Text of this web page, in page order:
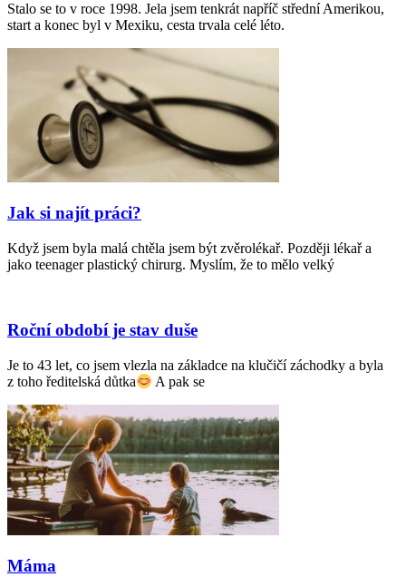
Stalo se to v roce 1998. Jela jsem tenkrát napříč střední Amerikou,
start a konec byl v Mexiku, cesta trvala celé léto.
Jak si najít práci?
Když jsem byla malá chtěla jsem být zvěrolékař. Později lékař a
jako teenager plastický chirurg. Myslím, že to mělo velký
Roční období je stav duše
Je to 43 let, co jsem vlezla na základce na klučičí záchodky a byla
z toho ředitelská důtka
A pak se
Máma